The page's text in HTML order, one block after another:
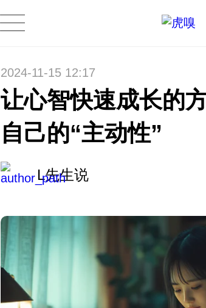
2024-11-15 12:17
让心智快速成长的
自己的“主动性”
L先生说